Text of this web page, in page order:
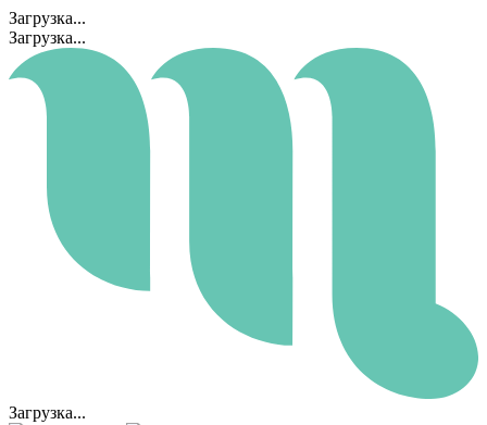
Загрузка...
Загрузка...
Загрузка...